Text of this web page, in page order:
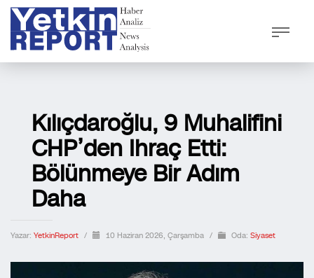
Kılıçdaroğlu, 9 Muhalifini
CHP’den Ihraç Etti:
Bölünmeye Bir Adım
Daha
Yazar: YetkinReport / 10 Haziran 2026, Çarşamba / Oda: Siyaset